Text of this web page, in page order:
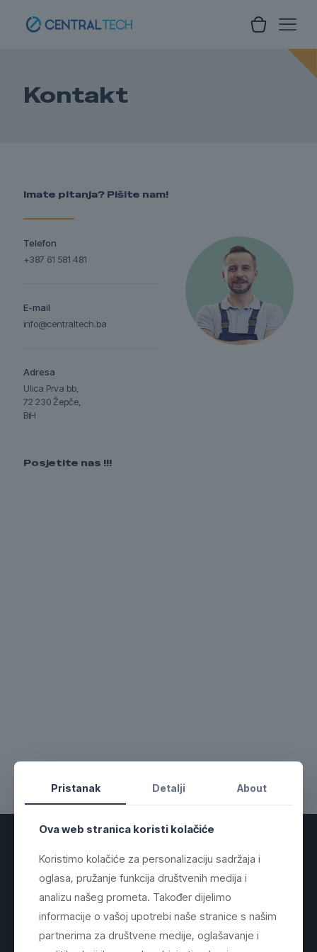
Kontakt
Imate pitanja? Pišite nam!
Telefon
+387 61 581 481
E-mail
info@centraltech.ba
Adresa
Ulica Prva bb,
72 230 Žepče,
BiH
Posjetite nas !!!
O Nama
Centraltech d.o.o. Žepče
Vršimo profesionalnu montažu i servis
klima uređaja na području Žepča, Zenice,
Pristanak Detalji About
Ova web stranica koristi kolačiće
Koristimo kolačiće za personalizaciju sadržaja i
oglasa, pružanje funkcija društvenih medija i
analizu našeg prometa. Također dijelimo
informacije o vašoj upotrebi naše stranice s našim
partnerima za društvene medije, oglašavanje i